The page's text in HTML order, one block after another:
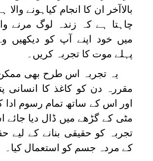
بالاآخر ان کا انجام کیاہونے والا
چاہتا ہے کہ زندہ لوگ مرنے
میں خود اپنے آپ کو
پہلے موت کا تجربہ کریں۔
یہ تجربہ اس طرح بھی ممکن
مقررہ دن کو کاغذ کا انسانی
اور اس کے ساتھ تمام رسوم
مٹی کے گڑھے میں ڈال دیا جائے
تجربہ کو حقیقی بنانے کے لیے
کے مردہ جسم کو استعمال کیا۔